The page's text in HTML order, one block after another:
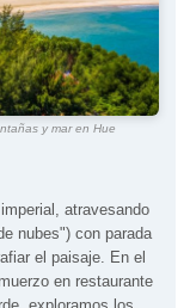
y mar en Hue
atravesando
nubes") con parada
el paisaje. En el
en restaurante